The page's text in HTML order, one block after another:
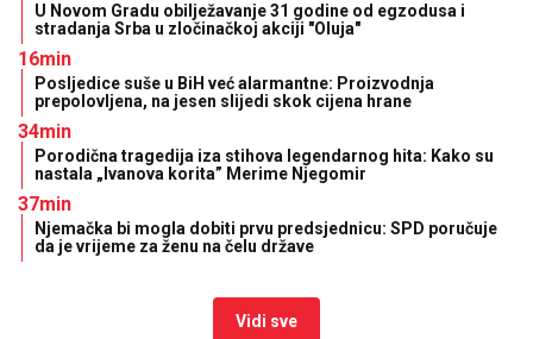
U Novom Gradu obilježavanje 31 godine od egzodusa i
stradanja Srba u zločinačkoj akciji "Oluja"
16min
Posljedice suše u BiH već alarmantne: Proizvodnja
prepolovljena, na jesen slijedi skok cijena hrane
34min
Porodična tragedija iza stihova legendarnog hita: Kako su
nastala „Ivanova korita” Merime Njegomir
37min
Njemačka bi mogla dobiti prvu predsjednicu: SPD poručuje
da je vrijeme za ženu na čelu države
Vidi sve